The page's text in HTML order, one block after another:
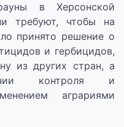
в Херсонской
требуют, чтобы на
принято решение о
и гербицидов,
из других стран, а
контроля и
аграриями